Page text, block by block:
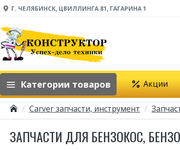
Г. ЧЕЛЯБИНСК, ЦВИЛЛИНГА 81, ГАГАРИНА 1
Категории товаров Акции
Carver запчасти, инструмент
ЗАПЧАСТИ ДЛЯ БЕНЗОКОС,